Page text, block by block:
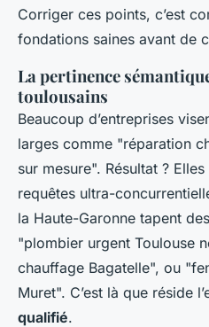
Corriger ces points, c’est
fondations saines avant de
La pertinence
toulousains
Beaucoup d’entreprises
larges comme "réparation
sur mesure". Résultat ?
requêtes ultra-
la Haute-Garonne tapent
"plombier urgent Toulouse
chauffage Bagatelle", ou
Muret". C’est là que réside
qualifié.